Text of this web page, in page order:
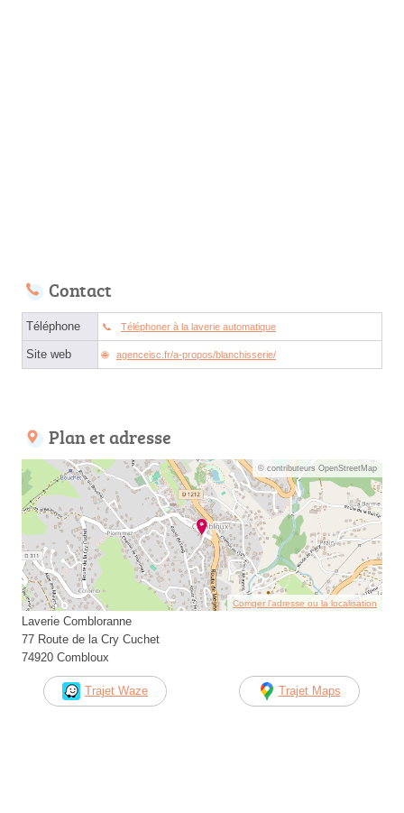
Contact
Téléphone Téléphoner à la laverie automatique
Site web agenceisc.fr/a-propos/blanchisserie/
Plan et adresse
© contributeurs OpenStreetMap
Corriger l’adresse ou la localisation
Laverie Combloranne
77 Route de la Cry Cuchet
74920 Combloux
Trajet Waze Trajet Maps